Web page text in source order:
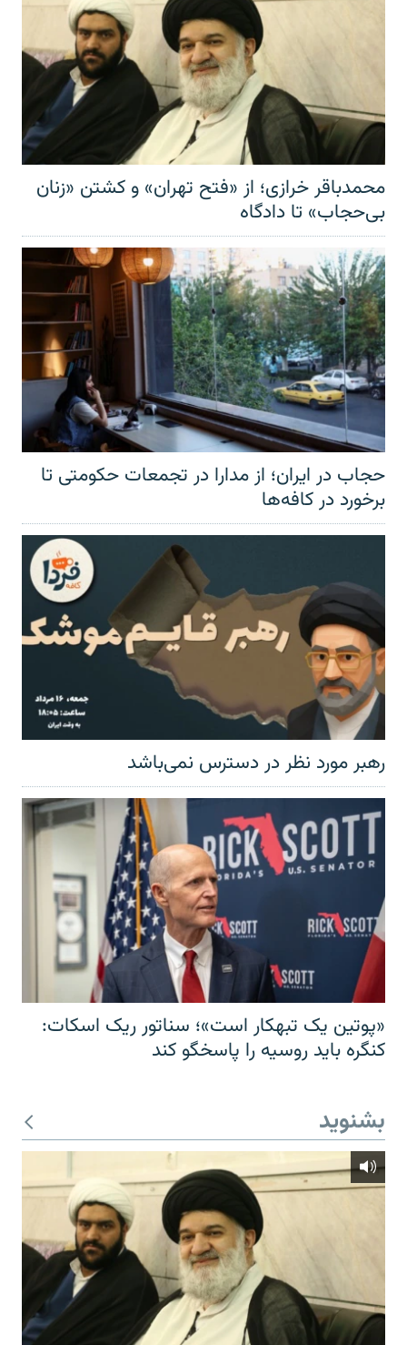
محمدباقر خرازی؛ از «فتح تهران» و کشتن «زنان
بی‌حجاب» تا دادگاه
حجاب در ایران؛ از مدارا در تجمعات حکومتی تا
برخورد در کافه‌ها
رهبر مورد نظر در دسترس نمی‌باشد
«پوتین یک تبهکار است»؛ سناتور ریک اسکات:
کنگره باید روسیه را پاسخگو کند
بشنوید